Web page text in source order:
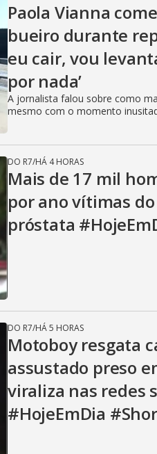
Paola Vianna
bueiro durante
eu cair, vou
por nada’
A jornalista falou sobre como
mesmo com o momento
DO R7/HÁ 4 HORAS
Mais de 17 mil
por ano vítimas
próstata
DO R7/HÁ 5 HORAS
Motoboy resgata
assustado preso
viraliza nas redes
#HojeEmDia